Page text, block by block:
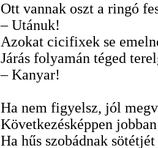
Ott vannak oszt a ringó
– Utánuk!
Azokat cicifixek se
Járás folyamán téged
– Kanyar!
Ha nem figyelsz, jól
Következésképpen
Ha hűs szobádnak